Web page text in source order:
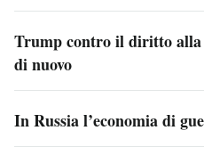
Trump contro il diritto alla
di nuovo
In Russia l’economia di